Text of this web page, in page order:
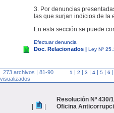
3. Por denuncias
las que surjan indicios de la
En esta sección se puede
Efectuar denuncia
Doc. Relacionados | Ley Nº
273 archivos | 81-90
visualizados
1 | 2 | 3 | 4 | 5 | 6 |
Resolución Nº
Oficina